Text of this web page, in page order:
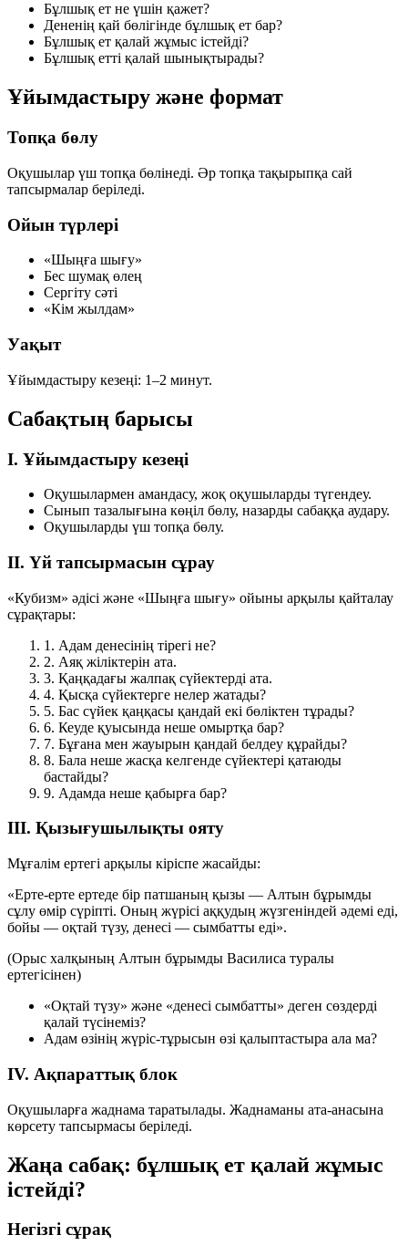
Бұлшық ет не үшін қажет?
Дененің қай бөлігінде бұлшық ет бар?
Бұлшық ет қалай жұмыс істейді?
Бұлшық етті қалай шынықтырады?
Ұйымдастыру және формат
Топқа бөлу
Оқушылар үш топқа бөлінеді. Әр топқа тақырыпқа сай
тапсырмалар беріледі.
Ойын түрлері
«Шыңға шығу»
Бес шумақ өлең
Сергіту сәті
«Кім жылдам»
Уақыт
Ұйымдастыру кезеңі: 1–2 минут.
Сабақтың барысы
I. Ұйымдастыру кезеңі
Оқушылармен амандасу, жоқ оқушыларды түгендеу.
Сынып тазалығына көңіл бөлу, назарды сабаққа аудару.
Оқушыларды үш топқа бөлу.
II. Үй тапсырмасын сұрау
«Кубизм» әдісі және «Шыңға шығу» ойыны арқылы қайталау
сұрақтары:
1. Адам денесінің тірегі не?
2. Аяқ жіліктерін ата.
3. Қаңқадағы жалпақ сүйектерді ата.
4. Қысқа сүйектерге нелер жатады?
5. Бас сүйек қаңқасы қандай екі бөліктен тұрады?
6. Кеуде қуысында неше омыртқа бар?
7. Бұғана мен жауырын қандай белдеу құрайды?
8. Бала неше жасқа келгенде сүйектері қатаюды
бастайды?
9. Адамда неше қабырға бар?
III. Қызығушылықты ояту
Мұғалім ертегі арқылы кіріспе жасайды:
«Ерте-ерте ертеде бір патшаның қызы — Алтын бұрымды
сұлу өмір сүріпті. Оның жүрісі аққудың жүзгеніндей әдемі еді,
бойы — оқтай түзу, денесі — сымбатты еді».
(Орыс халқының Алтын бұрымды Василиса туралы
ертегісінен)
«Оқтай түзу» және «денесі сымбатты» деген сөздерді
қалай түсінеміз?
Адам өзінің жүріс-тұрысын өзі қалыптастыра ала ма?
IV. Ақпараттық блок
Оқушыларға жаднама таратылады. Жаднаманы ата-анасына
көрсету тапсырмасы беріледі.
Жаңа сабақ: бұлшық ет қалай жұмыс
істейді?
Негізгі сұрақ